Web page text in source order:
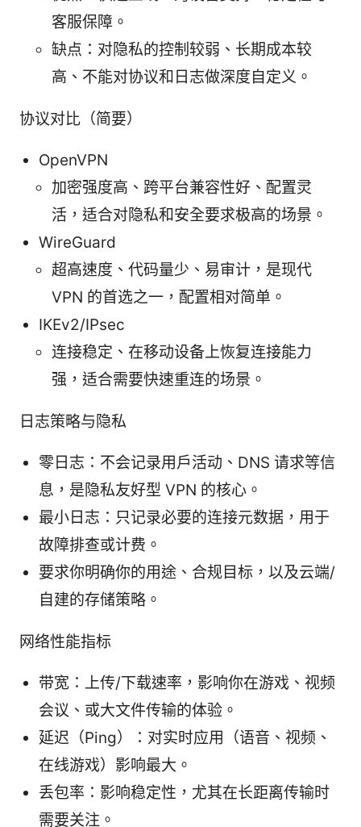
客服保障。
缺点：对隐私的控制较弱、长期成本较
高、不能对协议和日志做深度自定义。
协议对比（简要）
OpenVPN
加密强度高、跨平台兼容性好、配置灵
活，适合对隐私和安全要求极高的场景。
WireGuard
超高速度、代码量少、易审计，是现代
VPN 的首选之一，配置相对简单。
IKEv2/IPsec
连接稳定、在移动设备上恢复连接能力
强，适合需要快速重连的场景。
日志策略与隐私
零日志：不会记录用户活动、DNS 请求等信
息，是隐私友好型 VPN 的核心。
最小日志：只记录必要的连接元数据，用于
故障排查或计费。
要求你明确你的用途、合规目标，以及云端/
自建的存储策略。
网络性能指标
带宽：上传/下载速率，影响你在游戏、视频
会议、或大文件传输的体验。
延迟（Ping）：对实时应用（语音、视频、
在线游戏）影响最大。
丢包率：影响稳定性，尤其在长距离传输时
需要关注。